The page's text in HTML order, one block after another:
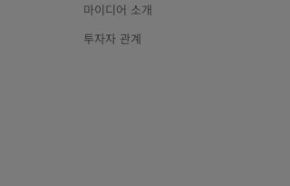
마이디어 소개
투자자 관계